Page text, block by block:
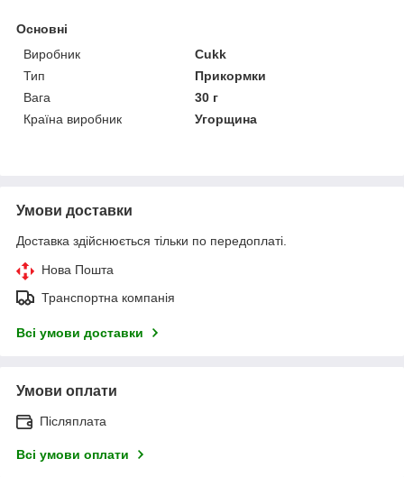
Основні
Виробник
Cukk
Тип
Прикормки
Вага
30 г
Країна виробник
Угорщина
Умови доставки
Доставка здійснюється тільки по передоплаті.
Нова Пошта
Транспортна компанія
Всі умови доставки
Умови оплати
Післяплата
Всі умови оплати